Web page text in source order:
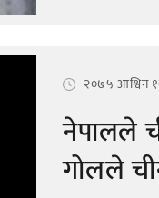
२०७५ आश्विन
नेपालले
गोलले